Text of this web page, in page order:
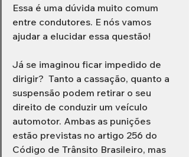
Essa é uma dúvida muito comum
entre condutores. E nós vamos
ajudar a elucidar essa questão!
Já se imaginou ficar impedido de
dirigir?  Tanto a cassação, quanto a
suspensão podem retirar o seu
direito de conduzir um veículo
automotor. Ambas as punições
estão previstas no artigo 256 do
Código de Trânsito Brasileiro, mas